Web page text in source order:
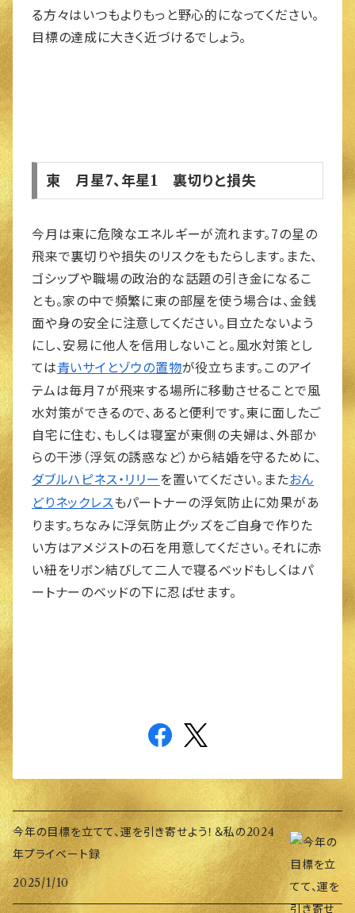
る方々はいつもよりもっと野心的になってください。
目標の達成に大きく近づけるでしょう。
東 月星7、年星1 裏切りと損失
今月は東に危険なエネルギーが流れます。7の星の
飛来で裏切りや損失のリスクをもたらします。また、
ゴシップや職場の政治的な話題の引き金になるこ
とも。家の中で頻繁に東の部屋を使う場合は、金銭
面や身の安全に注意してください。目立たないよう
にし、安易に他人を信用しないこと。風水対策とし
ては青いサイとゾウの置物が役立ちます。このアイ
テムは毎月７が飛来する場所に移動させることで風
水対策ができるので、あると便利です。東に面したご
自宅に住む、もしくは寝室が東側の夫婦は、外部か
らの干渉（浮気の誘惑など）から結婚を守るために、
ダブルハピネス・リリー を置いてください。またおん
どりネックレスもパートナーの浮気防止に効果があ
ります。ちなみに浮気防止グッズをご自身で作りた
い方はアメジストの石を用意してください。それに赤
い紐をリボン結びして二人で寝るベッドもしくはパ
ートナーのベッドの下に忍ばせます。
今年の目標を立てて、運を引き寄せよう！＆私の2024
年プライベート録
2025/1/10